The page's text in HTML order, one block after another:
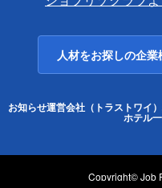
人材をお探しの企業
お知らせ運営会社（トラストワイ）
ホテル
Copyright© Job